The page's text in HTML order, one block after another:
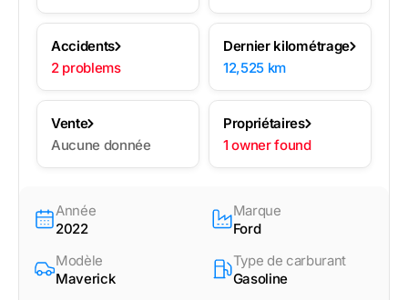
Accidents
2 problems
Dernier kilométrage
12,525 km
Vente
Aucune donnée
Propriétaires
1 owner found
Année
2022
Marque
Ford
Modèle
Maverick
Type de carburant
Gasoline